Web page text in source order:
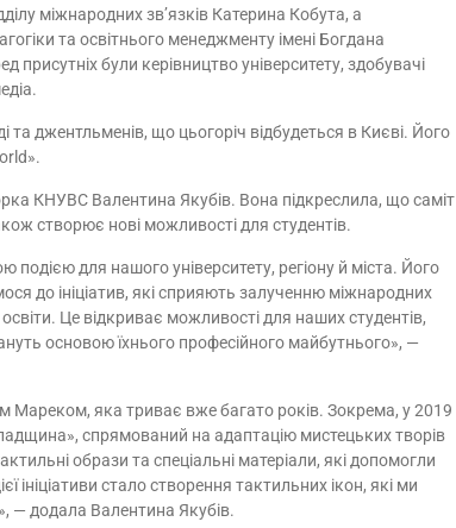
міжнародних зв’язків Катерина Кобута, а
та освітнього менеджменту імені Богдана
були керівництво університету, здобувачі
джентльменів, що цьогоріч відбудеться в Києві. Його
КНУВС Валентина Якубів. Вона підкреслила, що саміт
створює нові можливості для студентів.
для нашого університету, регіону й міста. Його
до ініціатив, які сприяють залученню міжнародних
Це відкриває можливості для наших студентів,
основою їхнього професійного майбутнього», —
яка триває вже багато років. Зокрема, у 2019
спрямований на адаптацію мистецьких творів
образи та спеціальні матеріали, які допомогли
стало створення тактильних ікон, які ми
— додала Валентина Якубів.